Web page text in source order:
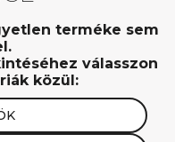
terméke sem
válasszon
közül: